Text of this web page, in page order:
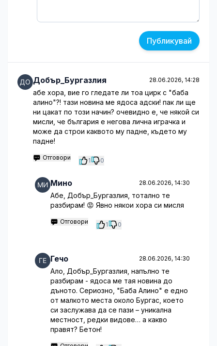
Публикувай
Добър_Бургазлия 28.06.2026, 14:28
абе хора, вие го гледате ли тоа цирк с "баба
алино"?! тази новина ме ядоса адски! пак ли ще
ни цакат по този начин? очевидно е, че някой си
мисли, че българия е негова лична играчка и
може да строи каквото му падне, където му
падне!
Отговори 1 0
Мино 28.06.2026, 14:30
Абе, Добър_Бургазлия, тотално те
разбирам! 😡 Явно някои хора си мисля
Отговори 1 0
Гечо 28.06.2026, 14:30
Ало, Добър_Бургазлия, напълно те
разбирам - ядоса ме тая новина до
дъното. Сериозно, "Баба Алино" е едно
от малкото места около Бургас, което
си заслужава да се пази – уникална
местност, редки видове… а какво
правят? Бетон!